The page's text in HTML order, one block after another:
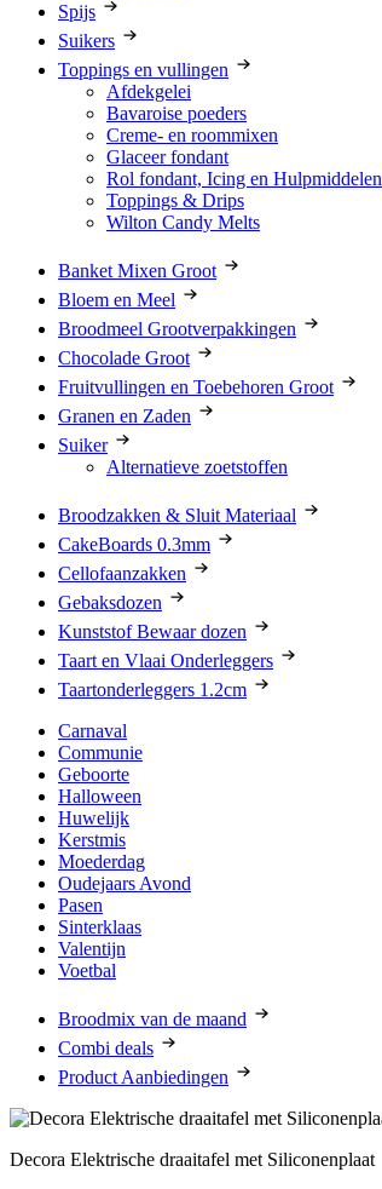
Spijs
Suikers
Toppings en vullingen
Afdekgelei
Bavaroise poeders
Creme- en roommixen
Glaceer fondant
Rol fondant, Icing en Hulpmiddelen
Toppings & Drips
Wilton Candy Melts
Banket Mixen Groot
Bloem en Meel
Broodmeel Grootverpakkingen
Chocolade Groot
Fruitvullingen en Toebehoren Groot
Granen en Zaden
Suiker
Alternatieve zoetstoffen
Broodzakken & Sluit Materiaal
CakeBoards 0.3mm
Cellofaanzakken
Gebaksdozen
Kunststof Bewaar dozen
Taart en Vlaai Onderleggers
Taartonderleggers 1.2cm
Carnaval
Communie
Geboorte
Halloween
Huwelijk
Kerstmis
Moederdag
Oudejaars Avond
Pasen
Sinterklaas
Valentijn
Voetbal
Broodmix van de maand
Combi deals
Product Aanbiedingen
Decora Elektrische draaitafel met Siliconenplaat